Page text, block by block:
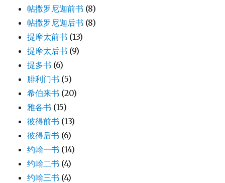
帖撒罗尼迦前书 (8)
帖撒罗尼迦后书 (8)
提摩太前书 (13)
提摩太后书 (9)
提多书 (6)
腓利门书 (5)
希伯来书 (20)
雅各书 (15)
彼得前书 (13)
彼得后书 (6)
约翰一书 (14)
约翰二书 (4)
约翰三书 (4)